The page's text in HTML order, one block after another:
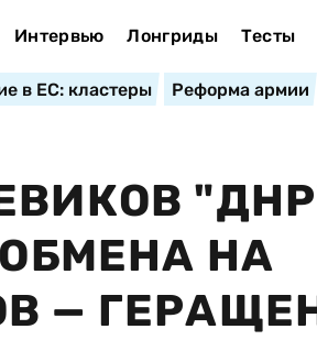
Интервью Лонгриды Тесты
в ЕС: кластеры Реформа армии
НА
—